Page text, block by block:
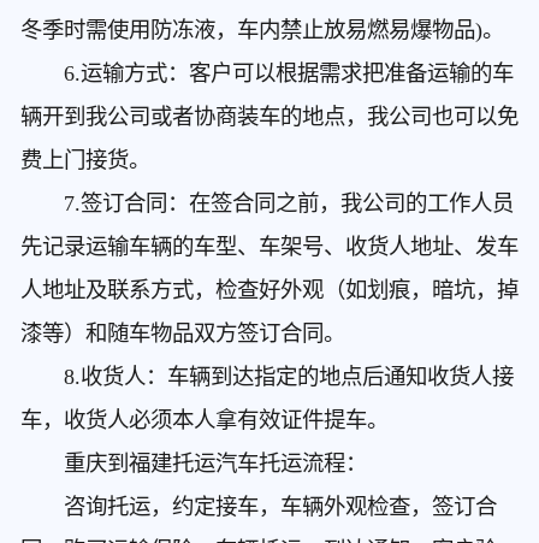
冬季时需使用防冻液，车内禁止放易燃易爆物品)。
6.运输方式：客户可以根据需求把准备运输的车
辆开到我公司或者协商装车的地点，我公司也可以免
费上门接货。
7.签订合同：在签合同之前，我公司的工作人员
先记录运输车辆的车型、车架号、收货人地址、发车
人地址及联系方式，检查好外观（如划痕，暗坑，掉
漆等）和随车物品双方签订合同。
8.收货人：车辆到达指定的地点后通知收货人接
车，收货人必须本人拿有效证件提车。
重庆到福建托运汽车托运流程：
咨询托运，约定接车，车辆外观检查，签订合